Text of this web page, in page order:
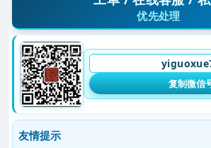
优先处理
复制微信
友情提示